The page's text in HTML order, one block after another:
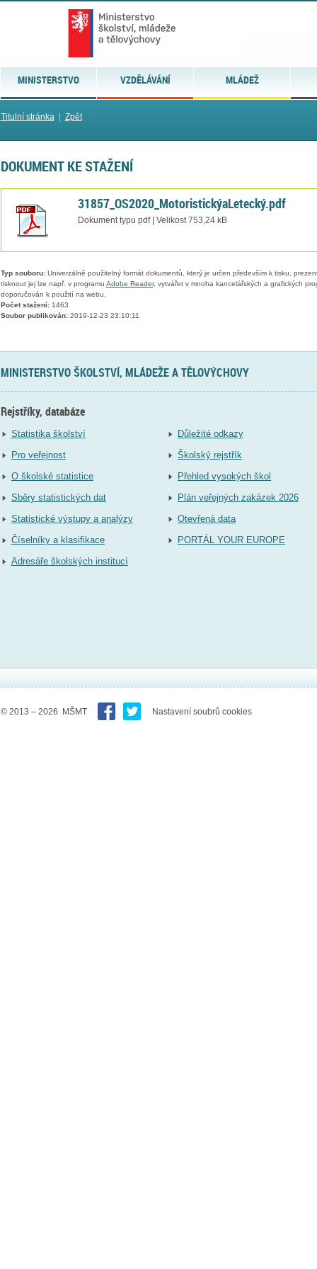
MINISTERSTVO VZDĚLÁVÁNÍ MLÁDEŽ
Titulní stránka| Zpět
DOKUMENT KE STAŽENÍ
31857_OS2020_MotoristickýaLetecký.pdf
Dokument typu pdf | Velikost 753,24 kB
Typ souboru:Univerzálně použitelný formát dokumentů, který je určen především k tisku,
tisknout jej lze např. v programu Adobe Reader, vytvářet v mnoha kancelářských a grafických
doporučován k použití na webu.
Počet stažení:1463
Soubor publikován:2019-12-23 23:10:11
MINISTERSTVO ŠKOLSTVÍ, MLÁDEŽE A TĚLOVÝCHOVY
Rejstříky, databáze
Statistika školství
Pro veřejnost
O školské statistice
Sběry statistických dat
Statistické výstupy a analýzy
Číselníky a klasifikace
Adresáře školských institucí
Důležité odkazy
Školský rejstřík
Přehled vysokých škol
Plán veřejných zakázek 2026
Otevřená data
PORTÁL YOUR EUROPE
© 2013 – 2026 MŠMT Nastavení soubrů cookies